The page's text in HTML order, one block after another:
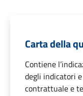
Carta della
Contiene
degli indicatori
contrattuale e